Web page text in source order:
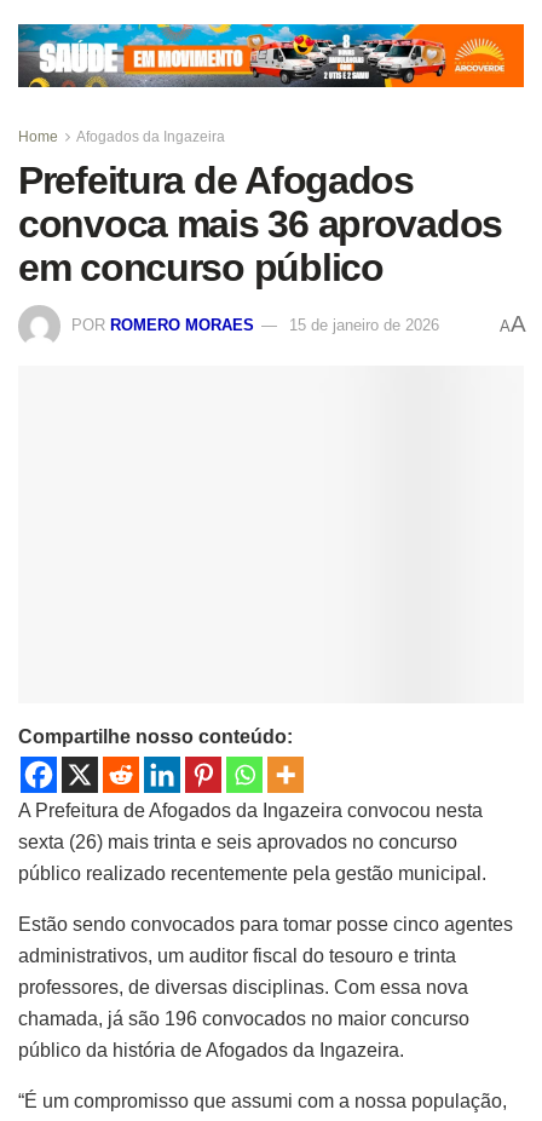
Home Afogados da Ingazeira
Prefeitura de Afogados
convoca mais 36 aprovados
em concurso público
POR ROMERO MORAES 15 de janeiro de 2026 AA
Compartilhe nosso conteúdo:
A Prefeitura de Afogados da Ingazeira convocou nesta
sexta (26) mais trinta e seis aprovados no concurso
público realizado recentemente pela gestão municipal.
Estão sendo convocados para tomar posse cinco agentes
administrativos, um auditor fiscal do tesouro e trinta
professores, de diversas disciplinas. Com essa nova
chamada, já são 196 convocados no maior concurso
público da história de Afogados da Ingazeira.
“É um compromisso que assumi com a nossa população,